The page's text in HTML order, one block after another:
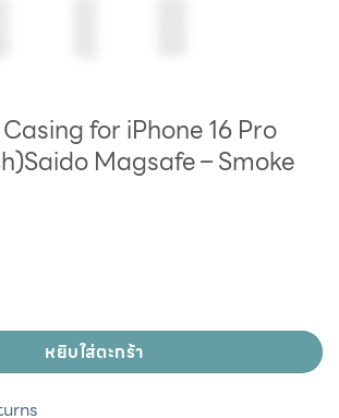
for iPhone 16 Pro
Magsafe – Smoke
หยิบใส่ตะกร้า